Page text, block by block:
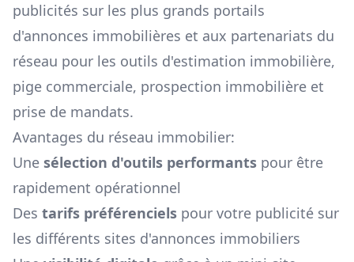
publicités sur les plus grands portails
d'annonces immobilières et aux partenariats du
réseau pour les outils d'estimation immobilière,
pige commerciale, prospection immobilière et
prise de mandats.
Avantages du réseau immobilier:
Une sélection d'outils performants pour être
rapidement opérationnel
Des tarifs préférenciels pour votre publicité sur
les différents sites d'annonces immobiliers